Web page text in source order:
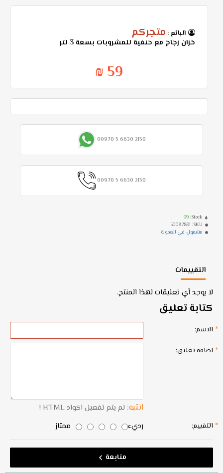
البائع : متجركم
خزان زجاج مع حنفية للمشروبات بسعة 3 لتر
59 ₪
Stock:
99
SKU:
50087891
مشمول في العمولة
00970 5 6630 2150
00970 5 6630 2150
التقييمات
لا يوجد أي تعليقات لهذا المنتج.
كتابة تعليق
الاسم:
اضافة تعليق:
انتبه: لم يتم تفعيل اكواد HTML !
التقييم: رديء ممتاز
متابعة